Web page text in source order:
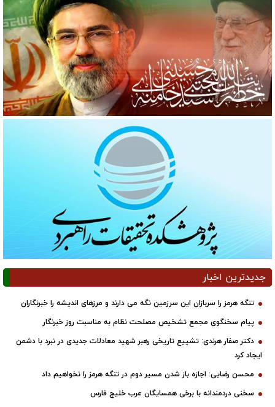
جدیدترین اخبار
تنگه هرمز را سربازان این سرزمین نگه می دارند و مرزهای اندیشه را خبرنگاران
پیام سخنگوی مجمع تشخیص مصلحت نظام به مناسبت روز خبرنگار
دکتر صفار هرندی: تشییع تاریخی رهبر شهید معادلات جدیدی در نبرد با دشمن
ایجاد کرد
محسن رضایی: اجازه باز شدن مسیر دوم در تنگه هرمز را نخواهیم داد
سخنی دردمندانه با برخی همسایگان عرب خلیج فارس